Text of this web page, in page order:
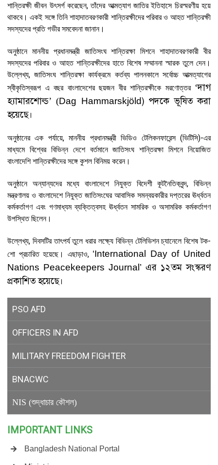
শান্তিরক্ষী জীবন উৎসর্গ করেছেন, তাঁদের আত্মত্যাগ জাতির ইতিহাসে চিরস্মরণীয় হয়ে
থাকবে। একই সঙ্গে তিনি শাহাদাতবরণকারী শান্তিরক্ষীদের পরিবার ও আহত শান্তিরক্ষী
সদস্যদের প্রতি গভীর সমবেদনা জানান।
অনুষ্ঠানে মাননীয় প্রধানমন্ত্রী জাতিসংঘ শান্তিরক্ষা মিশনে শাহাদাতবরণকারী বীর
সদস্যদের পরিবার ও আহত শান্তিরক্ষীদের হাতে বিশেষ সম্মাননা স্মারক তুলে দেন।
উল্লেখ্য, জাতিসংঘ শান্তিরক্ষা কার্যক্রমে কর্তব্য পালনকালে সর্বোচ্চ আত্মত্যাগের
স্বীকৃতিস্বরূপ এ বছর বাংলাদেশের ছয়জন বীর শান্তিরক্ষীকে মরণোত্তর ‘দাগ
হ্যামারশোল্ড’ (Dag Hammarskjöld) পদকে ভূষিত করা
হয়েছে।
অনুষ্ঠানের এক পর্যায়ে, মাননীয় প্রধানমন্ত্রী ভিডিও টেলিকনফারেন্স (ভিটিসি)-এর
মাধ্যমে বিশ্বের বিভিন্ন দেশে বর্তমানে জাতিসংঘ শান্তিরক্ষা মিশনে নিয়োজিত
বাংলাদেশি শান্তিরক্ষীদের সঙ্গে কুশল বিনিময় করেন।
অনুষ্ঠানে অন্যান্যদের মধ্যে বাংলাদেশে নিযুক্ত বিদেশী কূটনৈতিকবৃন্দ, বিভিন্ন
মন্ত্রণালয় ও বাংলাদেশে নিযুক্ত জাতিসংঘের আবাসিক সমন্বয়কারীর দপ্তরের ঊর্ধ্বতন
কর্মকর্তাগণ এবং গণমাধ্যম ব্যক্তিত্বসহ ঊর্ধ্বতন সামরিক ও অসামরিক কর্মকর্তাগণ
উপস্থিত ছিলেন।
উল্লেখ্য, দিবসটির তাৎপর্য তুলে ধরার লক্ষ্যে বিভিন্ন টেলিভিশন চ্যানেলে বিশেষ টক-
শো প্রচারিত হয়েছে। এছাড়াও, ‘International Day of United
Nations Peacekeepers Journal’ এর ১২তম সংস্করণ
প্রকাশিত হয়েছে।
PSO AFD
OFFICERS IN AFD
MILITARY FREEDOM FIGHTER
BNACWC
NIS (শুদ্ধাচার কৌশল)
IMPORTANT LINKS
Bangladesh National Portal